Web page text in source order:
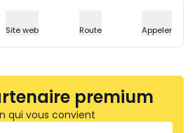
Site web Route Appeler
premium
qui vous convient